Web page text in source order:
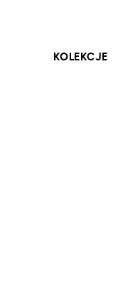
KOLEKCJE